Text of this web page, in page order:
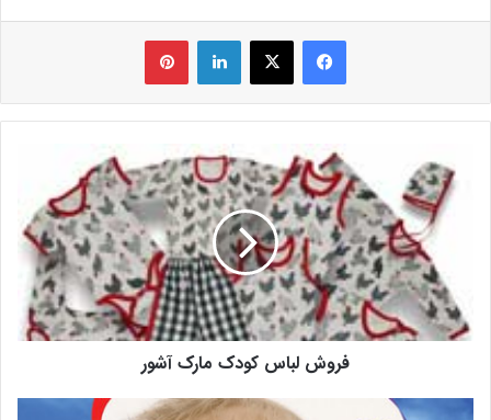
فیس بوک X لینکدین ‫پین‌ترست
فروش لباس کودک مارک آشور